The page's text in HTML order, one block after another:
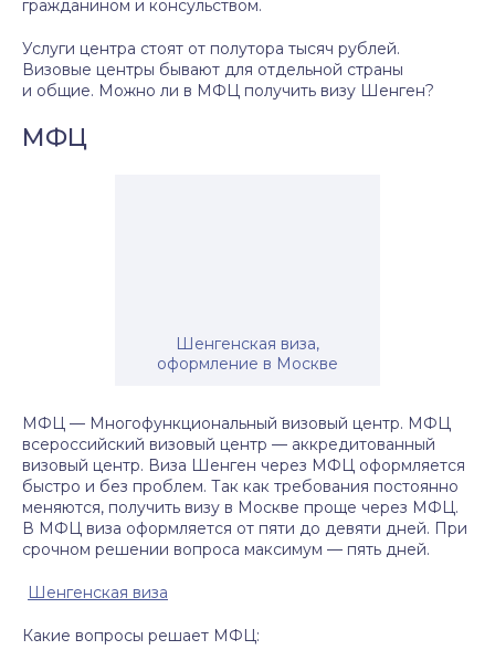
гражданином и консульством.
Услуги центра стоят от полутора тысяч рублей.
Визовые центры бывают для отдельной страны
и общие. Можно ли в МФЦ получить визу Шенген?
МФЦ
Шенгенская виза,
оформление в Москве
МФЦ — Многофункциональный визовый центр. МФЦ
всероссийский визовый центр — аккредитованный
визовый центр. Виза Шенген через МФЦ оформляется
быстро и без проблем. Так как требования постоянно
меняются, получить визу в Москве проще через МФЦ.
В МФЦ виза оформляется от пяти до девяти дней. При
срочном решении вопроса максимум — пять дней.
Шенгенская виза
Какие вопросы решает МФЦ: